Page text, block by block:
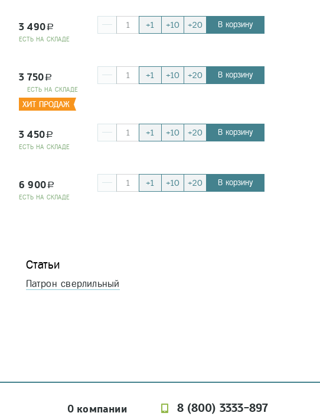
3 490a
EСТЬ НА СКЛАДЕ
В корзину
+1 +10 +20
3 750a
EСТЬ НА СКЛАДЕ
В корзину
+1 +10 +20
3 450a
EСТЬ НА СКЛАДЕ
В корзину
+1 +10 +20
6 900a
EСТЬ НА СКЛАДЕ
В корзину
+1 +10 +20
Статьи
Патрон сверлильный
О компании 8 (800) 3333-897